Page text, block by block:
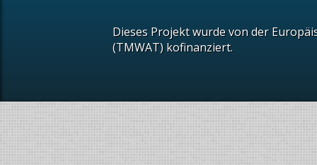
Dieses Projekt wurde von der
(TMWAT) kofinanziert.